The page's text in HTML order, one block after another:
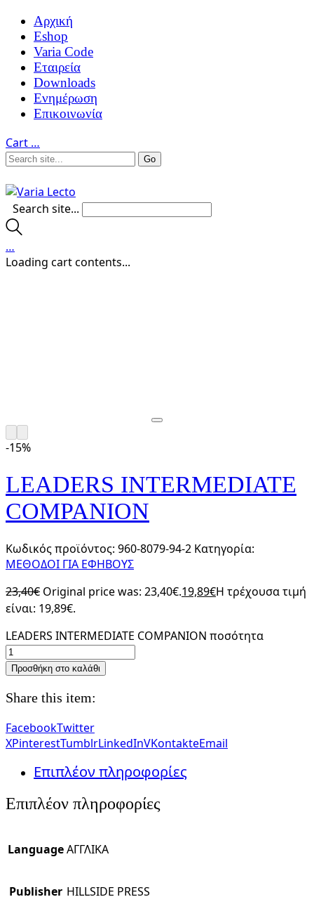
Αρχική
Eshop
Varia Code
Εταιρεία
Downloads
Ενημέρωση
Επικοινωνία
Cart …
Search site...
…
Loading cart contents...
-15%
LEADERS INTERMEDIATE
COMPANION
Κωδικός προϊόντος: 960-8079-94-2 Κατηγορία:
ΜΕΘΟΔΟΙ ΓΙΑ ΕΦΗΒΟΥΣ
23,40€ Original price was: 23,40€.19,89€Η τρέχουσα τιμή
είναι: 19,89€.
LEADERS INTERMEDIATE COMPANION ποσότητα
Προσθήκη στο καλάθι
Share this item:
FacebookTwitter
XPinterestTumblrLinkedInVKontakteEmail
Επιπλέον πληροφορίες
Επιπλέον πληροφορίες
LanguageΑΓΓΛΙΚΑ
Publisher HILLSIDE PRESS